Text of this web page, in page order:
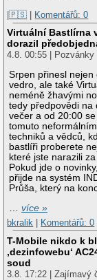
|🇵🇸 | Komentářů: 0
Virtuální Bastlírna
dorazil
4.8. 00:55 | Pozvánky
Srpen přinesl
vedro, ale také
neméně žhavými
tedy předpovědi na
večer a od 20:00
tomuto
techniků a vědců,
bastlíři proberete
které jste narazili
Pokud jde o
přijde na systém
Průša, který na
…více »
bkralik
Komentářů: 0
T-Mobile nikdo k
‚dezinfowebu‘
soud
3.8. 17:22 | Zajímavý